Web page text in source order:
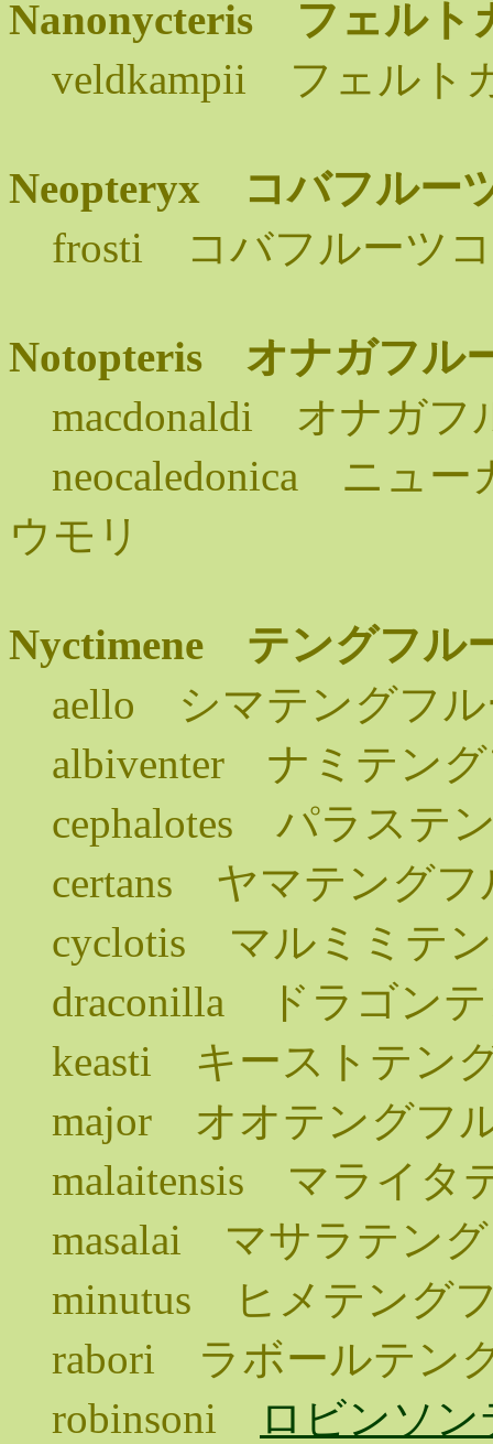
Nanonycteris フェルト
veldkampii フェルト
Neopteryx コバフルー
frosti コバフルーツ
Notopteris オナガフル
macdonaldi オナガフ
neocaledonica ニュー
ウモリ
Nyctimene テングフル
aello シマテングフル
albiventer ナミテング
cephalotes パラステ
certans ヤマテングフ
cyclotis マルミミテン
draconilla ドラゴンテ
keasti キーストテン
major オオテングフ
malaitensis マライタ
masalai マサラテング
minutus ヒメテング
rabori ラボールテン
robinsoni
ロビンソ